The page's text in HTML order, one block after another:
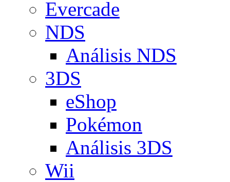
Evercade
NDS
Análisis NDS
3DS
eShop
Pokémon
Análisis 3DS
Wii